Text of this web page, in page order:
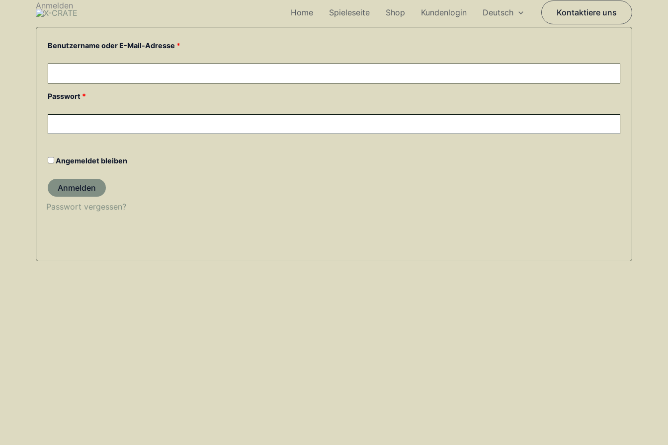
Home Spieleseite Shop Kundenlogin Deutsch Kontaktiere uns
Anmelden
Benutzername oder E-Mail-Adresse *
Passwort *
Angemeldet bleiben
Anmelden
Passwort vergessen?